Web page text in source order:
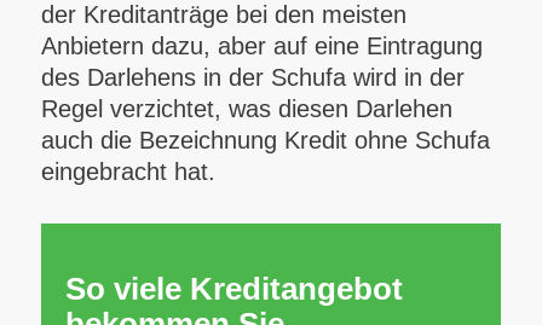
der Kreditanträge bei den meisten
Anbietern dazu, aber auf eine Eintragung
des Darlehens in der Schufa wird in der
Regel verzichtet, was diesen Darlehen
auch die Bezeichnung Kredit ohne Schufa
eingebracht hat.
So viele Kreditangebot